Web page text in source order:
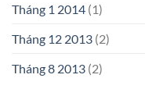
Tháng 1 2014 (1)
Tháng 12 2013 (2)
Tháng 8 2013 (2)